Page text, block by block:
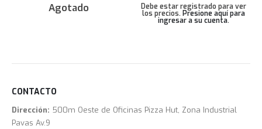
Agotado Debe estar registrado para ver
los precios. Presione aquí para
ingresar a su cuenta.
CONTACTO
Dirección: 500m Oeste de Oficinas Pizza Hut, Zona Industrial
Pavas Av.9